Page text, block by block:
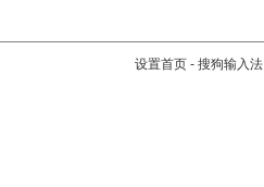
设置首页 - 搜狗输入法